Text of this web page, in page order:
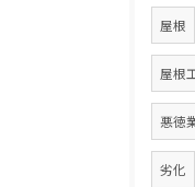
屋根
屋根
悪徳
劣化